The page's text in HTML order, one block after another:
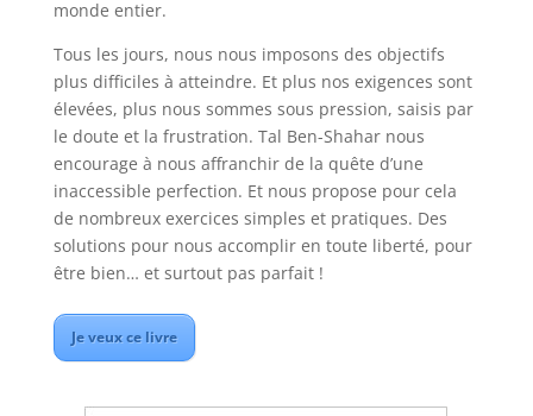
monde entier.
Tous les jours, nous nous imposons des objectifs
plus difficiles à atteindre. Et plus nos exigences sont
élevées, plus nous sommes sous pression, saisis par
le doute et la frustration. Tal Ben-Shahar nous
encourage à nous affranchir de la quête d’une
inaccessible perfection. Et nous propose pour cela
de nombreux exercices simples et pratiques. Des
solutions pour nous accomplir en toute liberté, pour
être bien… et surtout pas parfait !
Je veux ce livre